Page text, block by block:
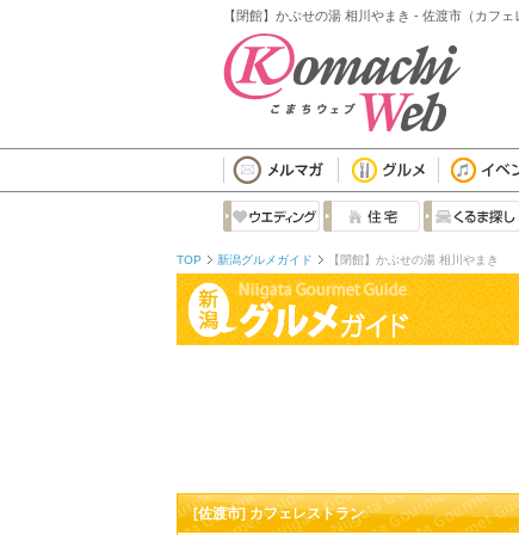
【閉館】かぶせの湯 相川やまき - 佐渡市（カフェ
TOP 新潟グルメガイド 【閉館】かぶせの湯 相川やまき
[佐渡市] カフェレストラン